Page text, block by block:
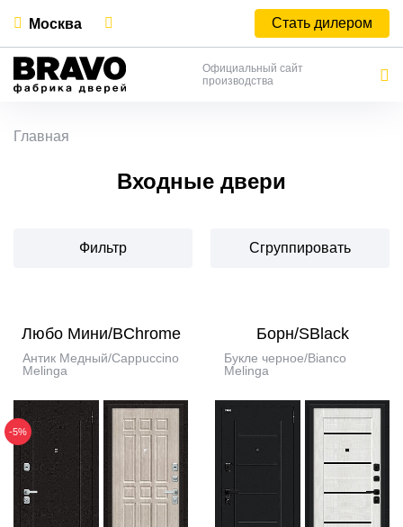
Москва Стать дилером
Официальный сайт
производства
Главная
Входные двери
Фильтр Сгруппировать
Любо Мини/BChrome
Антик Медный/Cappuccino
Melinga
-5%
Борн/SBlack
Букле черное/Bianco
Melinga